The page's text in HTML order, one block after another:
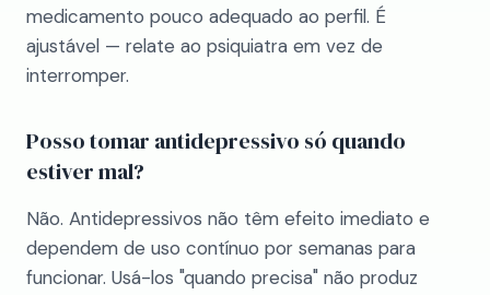
medicamento pouco adequado ao perfil. É
ajustável — relate ao psiquiatra em vez de
interromper.
Posso tomar antidepressivo só quando
estiver mal?
Não. Antidepressivos não têm efeito imediato e
dependem de uso contínuo por semanas para
funcionar. Usá-los "quando precisa" não produz